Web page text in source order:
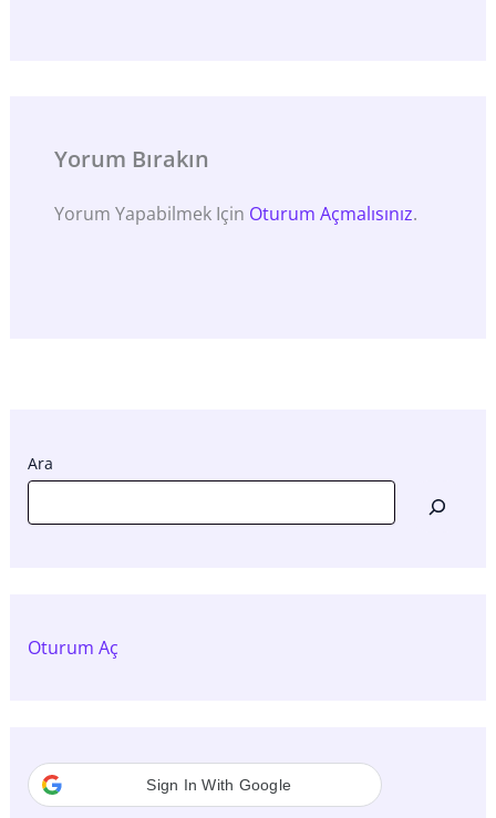
Yorum Bırakın
Yorum Yapabilmek Için Oturum Açmalısınız.
Ara
Oturum Aç
Sign In With Google